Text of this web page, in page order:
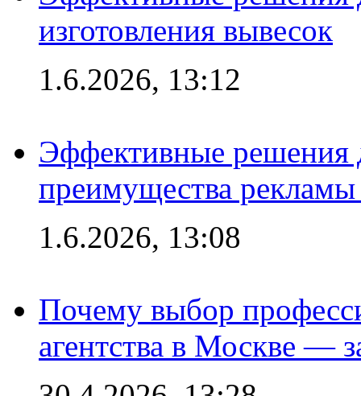
изготовления вывесок
1.6.2026, 13:12
Эффективные решения
преимущества рекламы
1.6.2026, 13:08
Почему выбор
агентства в Москве —